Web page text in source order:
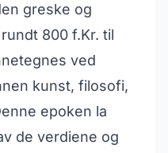
greske og
800 f.Kr. til
ved
kunst, filosofi,
epoken la
de verdiene og